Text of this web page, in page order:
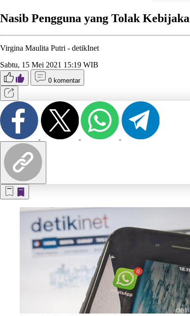
Nasib Pengguna yang Tolak
Virgina Maulita Putri - detikInet
Sabtu, 15 Mei 2021 15:19 WIB
0 komentar